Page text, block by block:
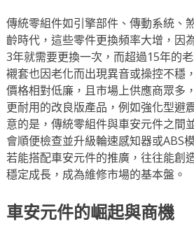
傳統零組件如引擎部件、傳動系統、
齡時代，這些零件更換頻率大增，因
3年就需要更換一次，而超過15年的
襯套也因老化而出現異音或操控不穩
價格相對低廉，且市場上供應商眾多
更耐用的改良版產品，例如強化型避
意的是，傳統零組件與車安元件之間
會順便檢查並升級輪速感知器或ABS
若能搭配車安元件的推廣，往往能創
穩定成長，成為維修市場的基本盤。
車安元件的崛起與商機